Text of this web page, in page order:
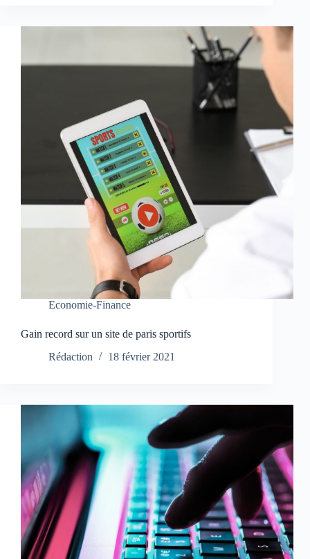
Economie-Finance
Gain record sur un site de paris sportifs
Rédaction
18 février 2021